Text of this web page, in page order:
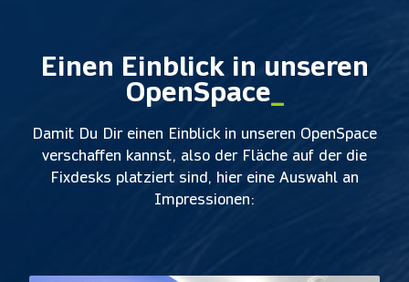
Einen Einblick in unseren
OpenSpace
Damit Du Dir einen Einblick in unseren OpenSpace
verschaffen kannst, also der Fläche auf der die
Fixdesks platziert sind, hier eine Auswahl an
Impressionen: